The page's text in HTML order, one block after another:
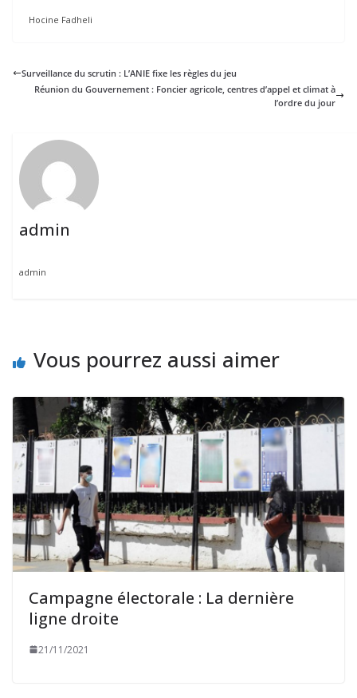
Hocine Fadheli
Surveillance du scrutin : L’ANIE fixe les règles du jeu
Réunion du Gouvernement : Foncier agricole, centres d’appel et climat à
l’ordre du jour
admin
admin
Vous pourrez aussi aimer
Campagne électorale : La dernière
ligne droite
21/11/2021